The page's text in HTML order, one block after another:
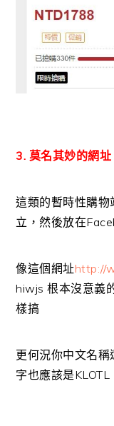
3. 莫名其妙的網址
這類的暫時性購
立，然後放在
像這個網址http://
hiwjs 根本沒意義
樣搞
更何況你中文名
字也應該是KLOTL